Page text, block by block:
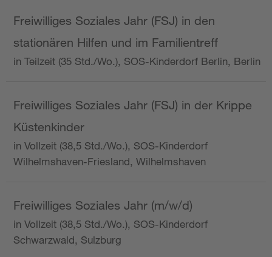
Freiwilliges Soziales Jahr (FSJ) in den
stationären Hilfen und im Familientreff
in Teilzeit (35 Std./Wo.), SOS-Kinderdorf Berlin, Berlin
Freiwilliges Soziales Jahr (FSJ) in der Krippe
Küstenkinder
in Vollzeit (38,5 Std./Wo.), SOS-Kinderdorf
Wilhelmshaven-Friesland, Wilhelmshaven
Freiwilliges Soziales Jahr (m/w/d)
in Vollzeit (38,5 Std./Wo.), SOS-Kinderdorf
Schwarzwald, Sulzburg